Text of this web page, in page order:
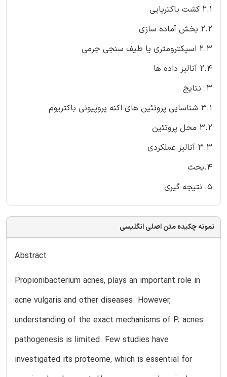
2.1 کشت باکتریایی
2.2 بخش آماده سازی
2.3 اسپکترومتری یا طیف سنجی جرمی
2.4 آنالیز داده ها
3. نتایج
3.1 شناسایی پروتئین های اکنه پروپیونی باکتریوم
3.2 محل پروتئین
3.3 آنالیز عملکردی
4.بحث
5. نتیجه گیری
نمونه چکیده متن اصلی انگلیسی
Abstract
Propionibacterium acnes, plays an important role in
acne vulgaris and other diseases. However,
understanding of the exact mechanisms of P. acnes
pathogenesis is limited. Few studies have
investigated its proteome, which is essential for